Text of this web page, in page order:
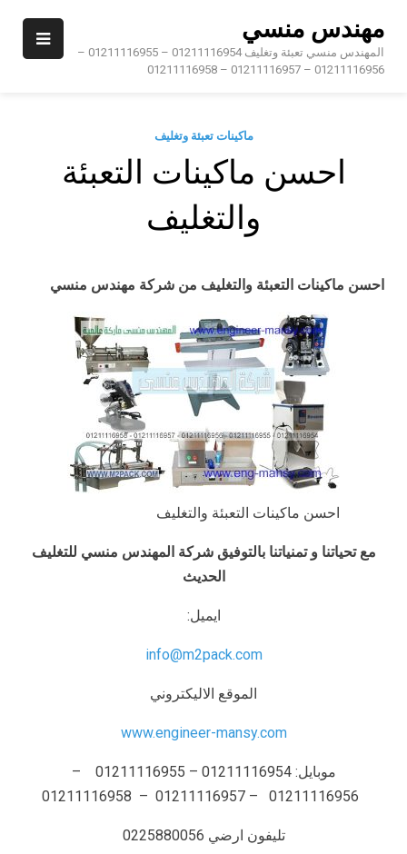
content
مهندس منسي
المهندس منسي تعبئة وتغليف 01211116954 – 01211116955 –
01211116956 – 01211116957 – 01211116958
ماكينات تعبئة وتغليف
احسن ماكينات التعبئة
والتغليف
احسن ماكينات التعبئة والتغليف من شركة مهندس منسي
احسن ماكينات التعبئة والتغليف
مع تحياتنا و تمنياتنا بالتوفيق شركة المهندس منسي للتغليف
الحديث
ايميل:
info@m2pack.com
الموقع الاليكتروني
www.engineer-mansy.com
موبايل: 01211116954 – 01211116955 –
تليفون ارضي 0225880056